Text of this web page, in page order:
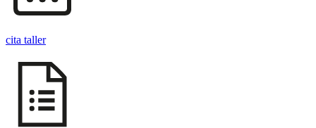
cita taller